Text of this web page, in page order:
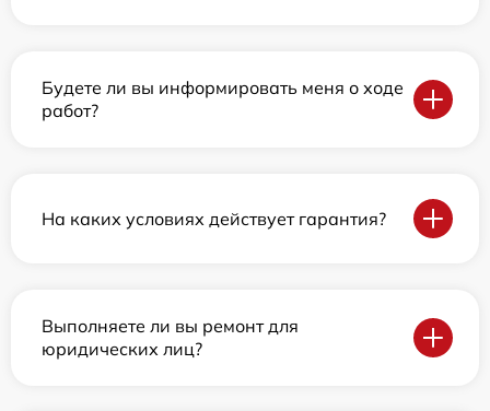
Будете ли вы информировать меня о ходе
работ?
На каких условиях действует гарантия?
Выполняете ли вы ремонт для
юридических лиц?